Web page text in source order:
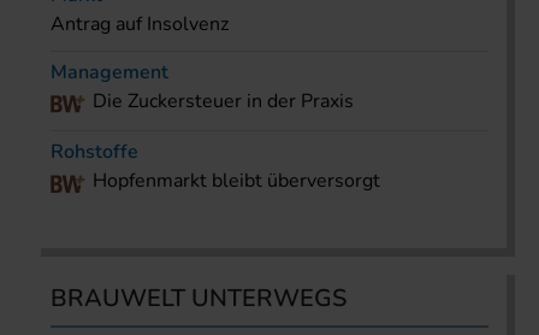
Antrag auf Insolvenz
Management
Die Zuckersteuer in der Praxis
Rohstoffe
Hopfenmarkt bleibt überversorgt
BRAUWELT UNTERWEGS